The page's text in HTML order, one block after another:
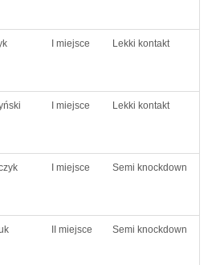
I miejsce Lekki kontakt
I miejsce Lekki kontakt
I miejsce Semi knockdown
II miejsce Semi knockdown